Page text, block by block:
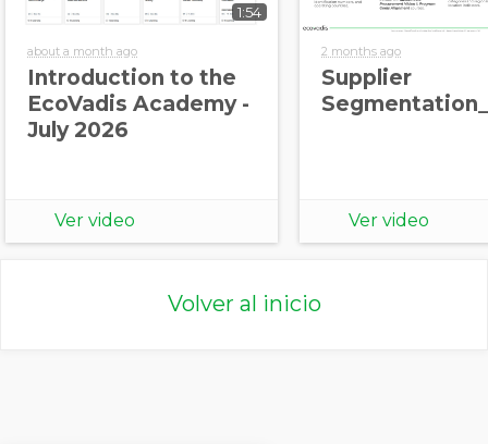
1:54
about a month ago
Introduction to the
EcoVadis Academy -
July 2026
Ver video
2 months ago
Supplier
Ver video
Volver al inicio